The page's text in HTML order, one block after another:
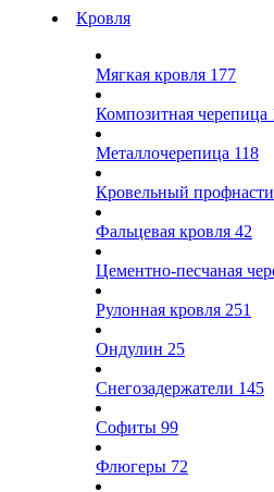
Кровля
Мягкая кровля 177
Композитная черепица
Металлочерепица 118
Кровельный
Фальцевая кровля 42
Цементно-песчаная
Рулонная кровля 251
Ондулин 25
Снегозадержатели 145
Софиты 99
Флюгеры 72